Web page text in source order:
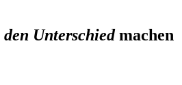
den Unterschiedmachen